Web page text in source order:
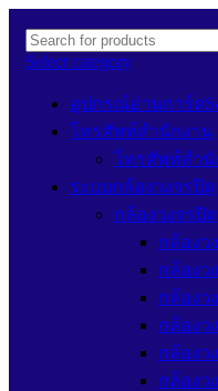
Select category
อุปกรณ์อ่านการ์ด
โทรศัพท์สำนักงาน
โทรศัพท์สำนั
ระบบกล้องวงจรปิด
กล้องวงจรปิด
กล้องว
กล้องว
กล้องว
กล้องว
กล้องว
กล้องว